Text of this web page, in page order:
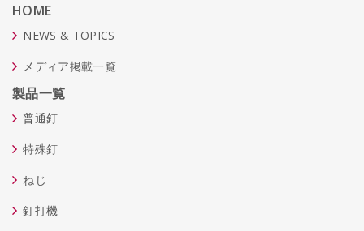
HOME
NEWS & TOPICS
メディア掲載一覧
製品一覧
普通釘
特殊釘
ねじ
釘打機